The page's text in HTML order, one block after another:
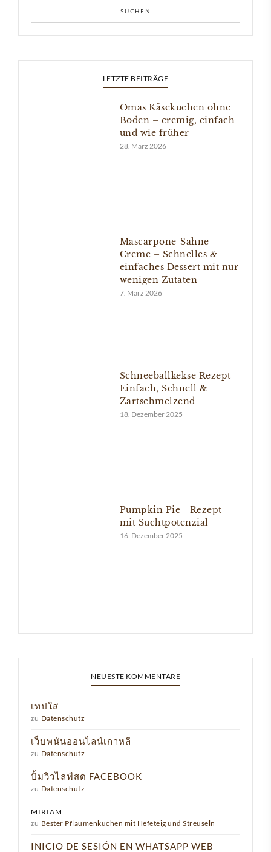
LETZTE BEITRÄGE
Omas Käsekuchen ohne
Boden – cremig, einfach
und wie früher
28. März 2026
Mascarpone-Sahne-
Creme – Schnelles &
einfaches Dessert mit nur
wenigen Zutaten
7. März 2026
Schneeballkekse Rezept –
Einfach, Schnell &
Zartschmelzend
18. Dezember 2025
Pumpkin Pie - Rezept
mit Suchtpotenzial
16. Dezember 2025
NEUESTE KOMMENTARE
เทปใส
zu Datenschutz
เว็บพนันออนไลน์เกาหลี
zu Datenschutz
ปั้มวิวไลฟ์สด FACEBOOK
zu Datenschutz
MIRIAM
zu Bester Pflaumenkuchen mit Hefeteig und Streuseln
INICIO DE SESIÓN EN WHATSAPP WEB